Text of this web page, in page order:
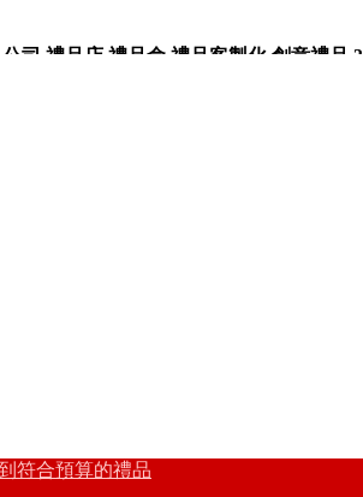
,禮品店,禮品盒,禮品客製化,創意禮品
合預算的禮品